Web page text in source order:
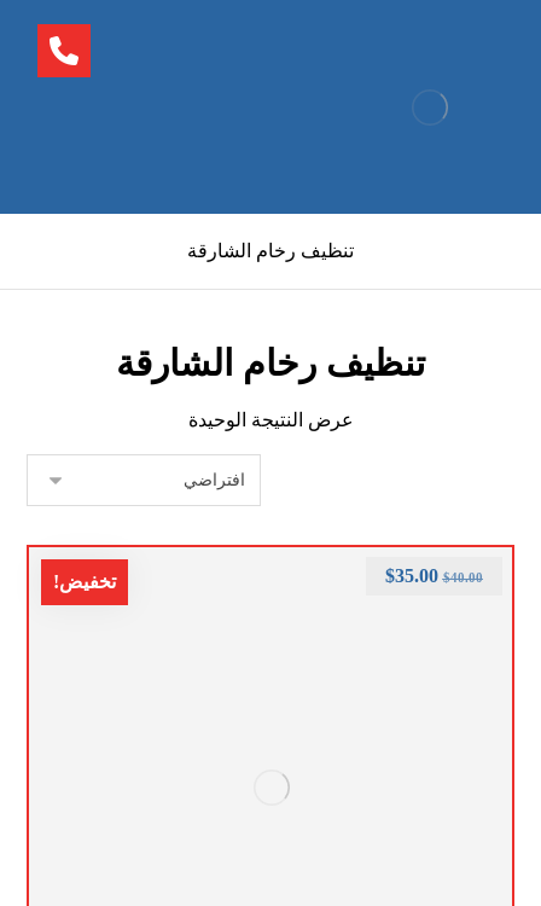
تنظيف رخام الشارقة
تنظيف رخام الشارقة
عرض النتيجة الوحيدة
تخفيض! $40.00
$35.00